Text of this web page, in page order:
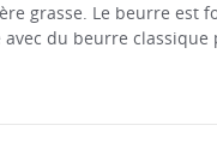
grasse. Le beurre est
du beurre